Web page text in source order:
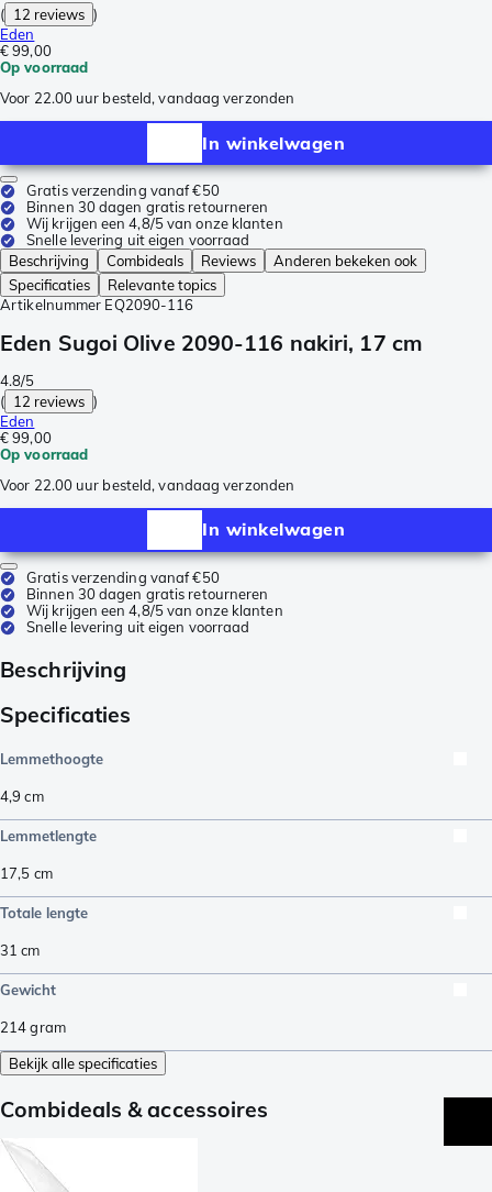
( 12 reviews )
Eden
€ 99,00
Op voorraad
Voor 22.00 uur besteld, vandaag verzonden
In winkelwagen
Gratis verzending vanaf €50
Binnen 30 dagen gratis retourneren
Wij krijgen een 4,8/5 van onze klanten
Snelle levering uit eigen voorraad
Beschrijving
Combideals Reviews
Anderen bekeken ook
Specificaties
Relevante topics
Artikelnummer EQ2090-116
Eden Sugoi Olive 2090-116 nakiri, 17 cm
4.8/5
( 12 reviews )
Eden
€ 99,00
Op voorraad
Voor 22.00 uur besteld, vandaag verzonden
In winkelwagen
Gratis verzending vanaf €50
Binnen 30 dagen gratis retourneren
Wij krijgen een 4,8/5 van onze klanten
Snelle levering uit eigen voorraad
Beschrijving
Specificaties
Lemmethoogte
4,9 cm
Lemmetlengte
17,5 cm
Totale lengte
31 cm
Gewicht
214gram
Bekijk alle specificaties
Combideals & accessoires